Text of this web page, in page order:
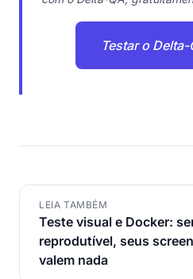
Testar o
LEIA TAMBÉM
Teste visual e Docker:
reprodutível, seus
valem nada